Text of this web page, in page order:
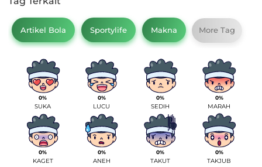
Artikel Bola Sportylife Makna More Tag
0%
SUKA
0%
LUCU
0%
SEDIH
0%
MARAH
0%
KAGET
0%
ANEH
0%
TAKUT
0%
TAKJUB